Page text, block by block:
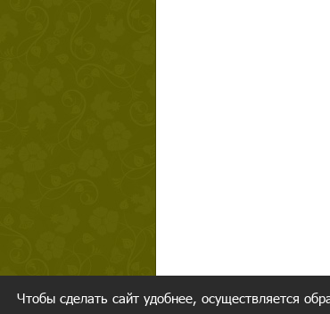
Чтобы сделать сайт удобнее, осуществляется